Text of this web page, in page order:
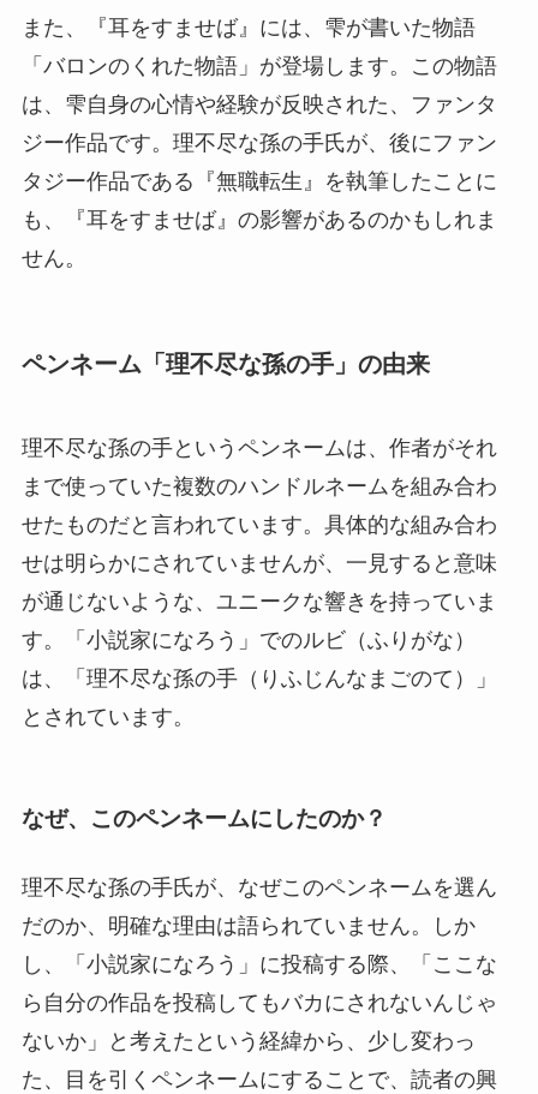
また、『耳をすませば』には、雫が書いた物語
「バロンのくれた物語」が登場します。この物語
は、雫自身の心情や経験が反映された、ファンタ
ジー作品です。理不尽な孫の手氏が、後にファン
タジー作品である『無職転生』を執筆したことに
も、『耳をすませば』の影響があるのかもしれま
せん。
ペンネーム「理不尽な孫の手」の由来
理不尽な孫の手というペンネームは、作者がそれ
まで使っていた複数のハンドルネームを組み合わ
せたものだと言われています。具体的な組み合わ
せは明らかにされていませんが、一見すると意味
が通じないような、ユニークな響きを持っていま
す。「小説家になろう」でのルビ（ふりがな）
は、「理不尽な孫の手（りふじんなまごのて）」
とされています。
なぜ、このペンネームにしたのか？
理不尽な孫の手氏が、なぜこのペンネームを選ん
だのか、明確な理由は語られていません。しか
し、「小説家になろう」に投稿する際、「ここな
ら自分の作品を投稿してもバカにされないんじゃ
ないか」と考えたという経緯から、少し変わっ
た、目を引くペンネームにすることで、読者の興